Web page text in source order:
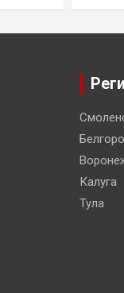
Калуга
Тула